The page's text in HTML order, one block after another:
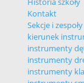
Kontakt
Sekcje i zespoły
kierunek
instrumenty
instrumenty
instrumenty